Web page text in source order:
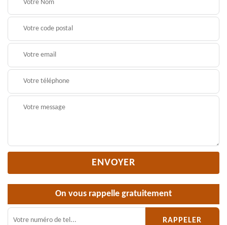
On vous rappelle gratuitement